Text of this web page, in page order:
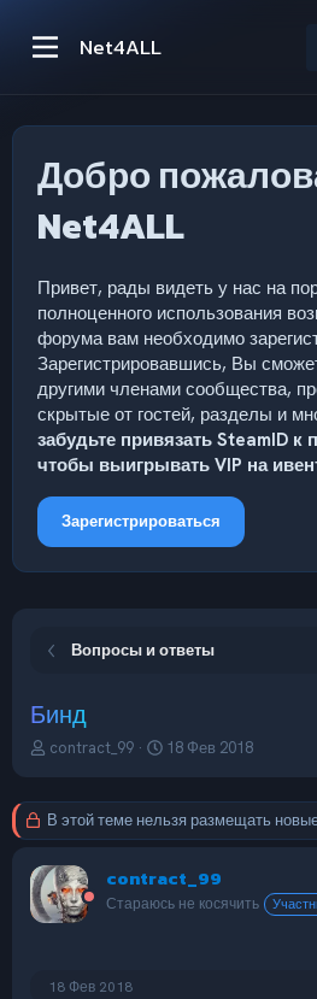
Net4ALL
Добро
Net4ALL
Привет, рады видеть у нас на
полноценного использования
форума вам необходимо
Зарегистрировавшись, Вы
другими членами сообщества,
скрытые от гостей, разделы и
забудьте привязать SteamID
чтобы выигрывать VIP на
Зарегистрироваться
Вопросы и ответы
Бинд
А
о
е
м
ы
contract_99
Д
ч
а
18 Фев 2018
В этой теме нельзя размещать
contract_99
Стараюсь не косячить
18 Фев 2018